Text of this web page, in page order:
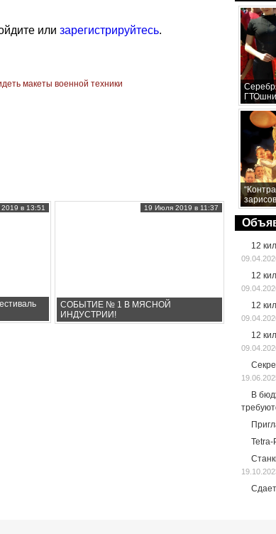
или зарегистрируйтесь.
макеты военной техники
в 13:51
СОБЫТИЕ № 1 В МЯСНОЙ
ИНДУСТРИИ!
19 Июля 2019 в 11:37
12
12
12
12
В
Tetra-